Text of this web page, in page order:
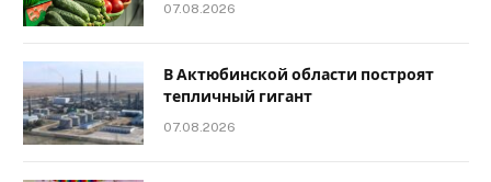
07.08.2026
В Актюбинской области построят
тепличный гигант
07.08.2026